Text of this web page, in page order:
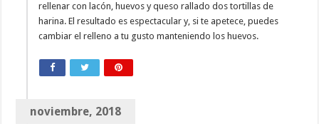
rellenar con lacón, huevos y queso rallado dos tortillas de
harina. El resultado es espectacular y, si te apetece, puedes
cambiar el relleno a tu gusto manteniendo los huevos.
noviembre, 2018